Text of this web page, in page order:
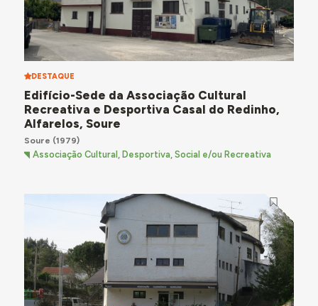
DESTAQUE
Edifício-Sede da Associação Cultural
Recreativa e Desportiva Casal do Redinho,
Alfarelos, Soure
Soure (1979)
Associação Cultural, Desportiva, Social e/ou Recreativa